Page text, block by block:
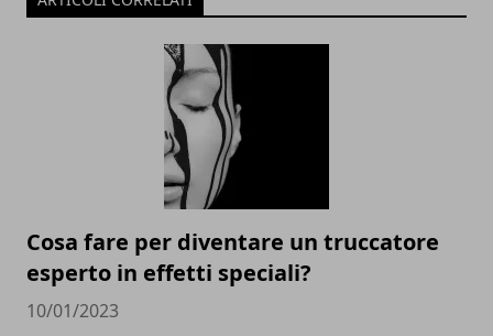
Cosa fare per diventare un truccatore
esperto in effetti speciali?
10/01/2023